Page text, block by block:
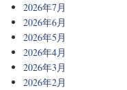
2026年7月
2026年6月
2026年5月
2026年4月
2026年3月
2026年2月